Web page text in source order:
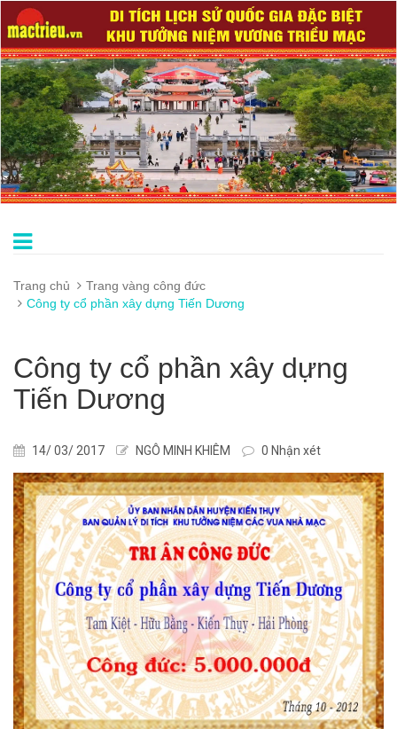
Trang chủ
Trang vàng công đức
Công ty cổ phần xây dựng Tiến Dương
Công ty cổ phần xây dựng
Tiến Dương
14/ 03/ 2017 NGÔ MINH KHIÊM 0 Nhận xét